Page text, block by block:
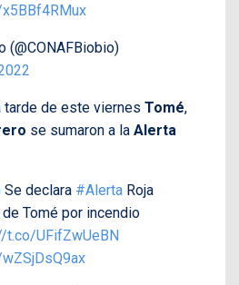
(@CONAFBiobio)
tarde de este viernes Tomé,
se sumaron a la Alerta
Se declara #Alerta Roja
Tomé por incendio
t.co/UFifZwUeBN